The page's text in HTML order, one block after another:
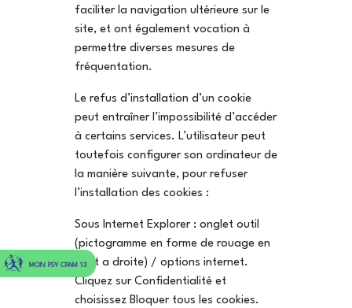
faciliter la navigation ultérieure sur le
site, et ont également vocation à
permettre diverses mesures de
fréquentation.
Le refus d’installation d’un cookie
peut entraîner l’impossibilité d’accéder
à certains services. L’utilisateur peut
toutefois configurer son ordinateur de
la manière suivante, pour refuser
l’installation des cookies :
Sous Internet Explorer : onglet outil
(pictogramme en forme de rouage en
haut a droite) / options internet.
Cliquez sur Confidentialité et
choisissez Bloquer tous les cookies.
MON PSY CPAM 13